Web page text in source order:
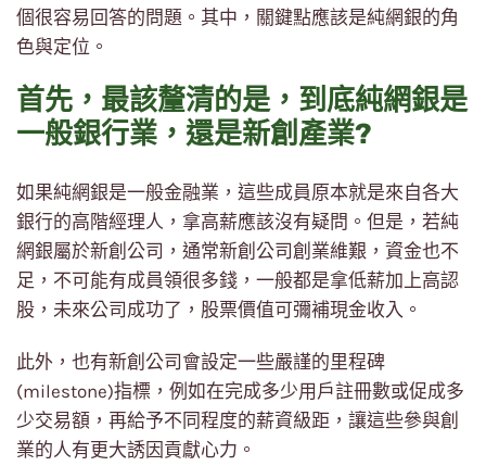
個很容易回答的問題。其中，關鍵點應該是純網銀的角
色與定位。
首先，最該釐清的是，到底純網銀是
一般銀行業，還是新創產業?
如果純網銀是一般金融業，這些成員原本就是來自各大
銀行的高階經理人，拿高薪應該沒有疑問。但是，若純
網銀屬於新創公司，通常新創公司創業維艱，資金也不
足，不可能有成員領很多錢，一般都是拿低薪加上高認
股，未來公司成功了，股票價值可彌補現金收入。
此外，也有新創公司會設定一些嚴謹的里程碑
(milestone)指標，例如在完成多少用戶註冊數或促成多
少交易額，再給予不同程度的薪資級距，讓這些參與創
業的人有更大誘因貢獻心力。